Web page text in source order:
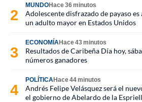
MUNDOHace 36 minutos
Adolescente disfrazado de payaso es
un adulto mayor en Estados Unidos
ECONOMÍAHace 43 minutos
Resultados de Caribeña Día hoy,
números ganadores
POLÍTICAHace 44 minutos
Andrés Felipe Velásquez será el
el gobierno de Abelardo de la